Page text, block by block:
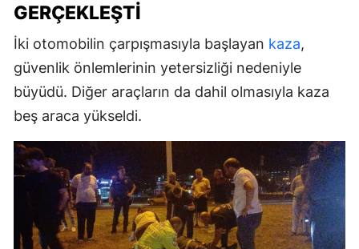
GERÇEKLEŞTI
İki otomobilin çarpışmasıyla başlayan kaza,
güvenlik önlemlerinin yetersizliği nedeniyle
büyüdü. Diğer araçların da dahil olmasıyla kaza
beş araca yükseldi.